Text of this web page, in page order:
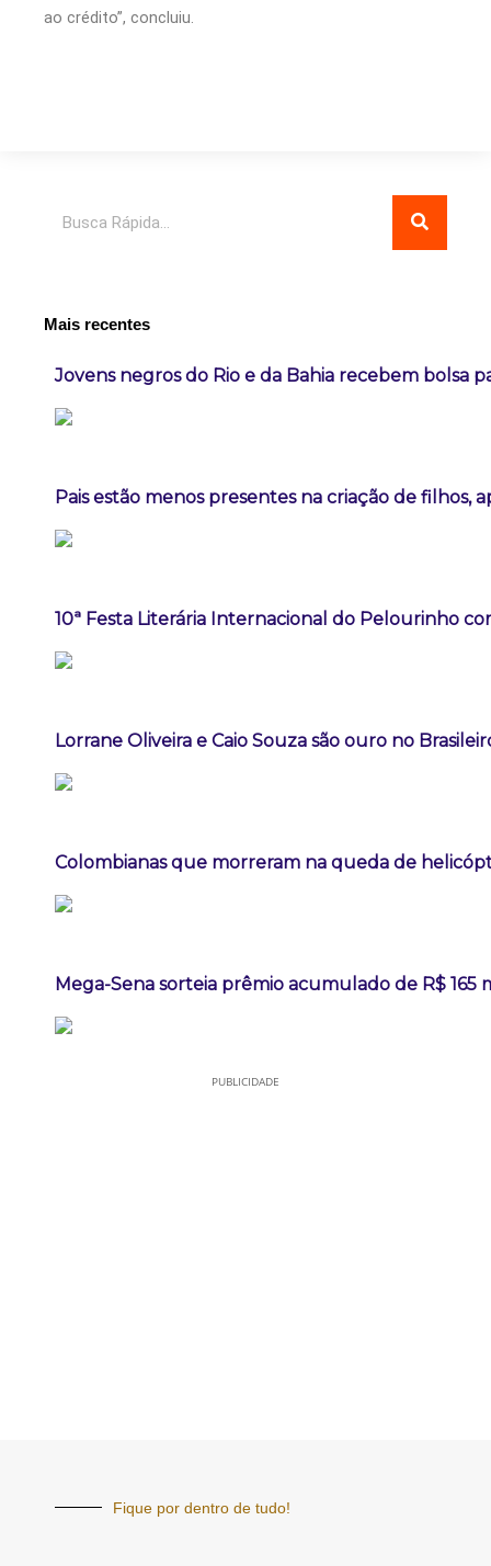
ao crédito”, concluiu.
Mais recentes
Jovens negros do Rio e da Bahia recebem bolsa
Pais estão menos presentes na criação de filhos,
10ª Festa Literária Internacional do Pelourinho
Lorrane Oliveira e Caio Souza são ouro no
Colombianas que morreram na queda de
Mega-Sena sorteia prêmio acumulado de R$ 165
PUBLICIDADE
Fique por dentro de tudo!